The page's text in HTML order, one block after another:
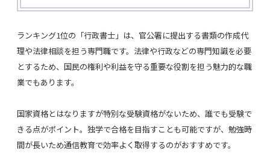
ランキング1位の「行政書士」は、官公署に提出する書類の作成代
理や法律相談を担う専門職です。法律や行政などの専門知識を必要
とするため、国民の権利や利益を守る重要な役割を担う魅力的な職
業でもあります。
国家資格とはなりますが特別な受験資格がないため、誰でも受験で
きる点がポイント。独学で合格を目指すことも可能ですが、勉強時
間が長いため通信教育で効率よく取得するのがおすすめです。